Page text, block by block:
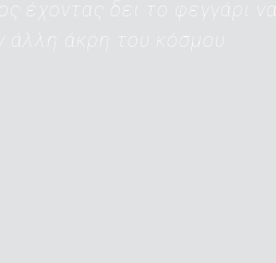
έχοντας δει το φεγγάρι να
άλλη άκρη του κόσμου